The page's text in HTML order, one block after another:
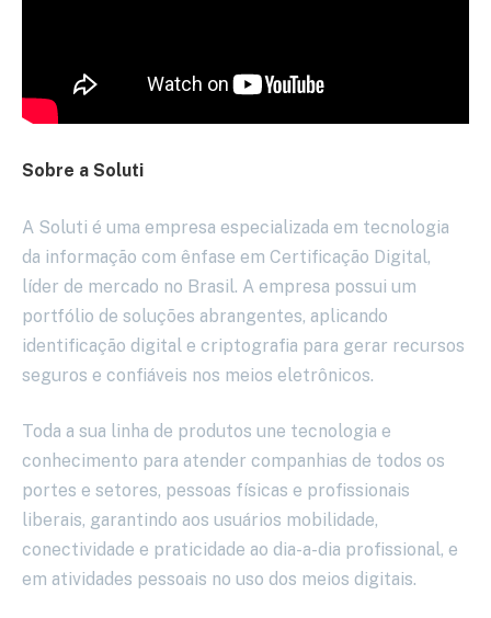
Sobre a Soluti
A Soluti é uma empresa especializada em tecnologia
da informação com ênfase em Certificação Digital,
líder de mercado no Brasil. A empresa possui um
portfólio de soluções abrangentes, aplicando
identificação digital e criptografia para gerar recursos
seguros e confiáveis nos meios eletrônicos.
Toda a sua linha de produtos une tecnologia e
conhecimento para atender companhias de todos os
portes e setores, pessoas físicas e profissionais
liberais, garantindo aos usuários mobilidade,
conectividade e praticidade ao dia-a-dia profissional, e
em atividades pessoais no uso dos meios digitais.